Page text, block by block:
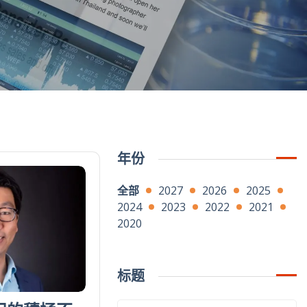
年份
全部 2027 2026
2025
2024
2023 2022
2021
2020
标题